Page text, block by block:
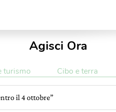
Agisci Ora
turismo Cibo e terra
il 4 ottobre”